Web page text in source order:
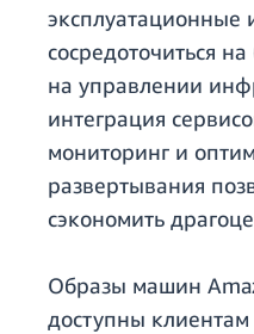
эксплуатационные
сосредоточиться
на управлении
интеграция
мониторинг и
развертывания
сэкономить
Образы машин
доступны клиентам